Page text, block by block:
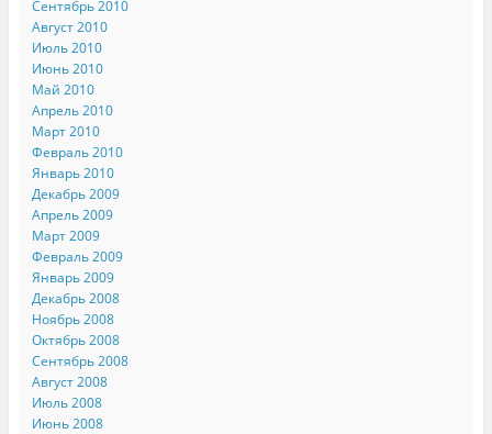
Сентябрь 2010
Август 2010
Июль 2010
Июнь 2010
Май 2010
Апрель 2010
Март 2010
Февраль 2010
Январь 2010
Декабрь 2009
Апрель 2009
Март 2009
Февраль 2009
Январь 2009
Декабрь 2008
Ноябрь 2008
Октябрь 2008
Сентябрь 2008
Август 2008
Июль 2008
Июнь 2008